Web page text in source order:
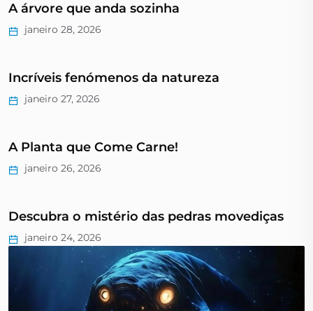
A árvore que anda sozinha
janeiro 28, 2026
Incríveis fenómenos da natureza
janeiro 27, 2026
A Planta que Come Carne!
janeiro 26, 2026
Descubra o mistério das pedras movediças
janeiro 24, 2026